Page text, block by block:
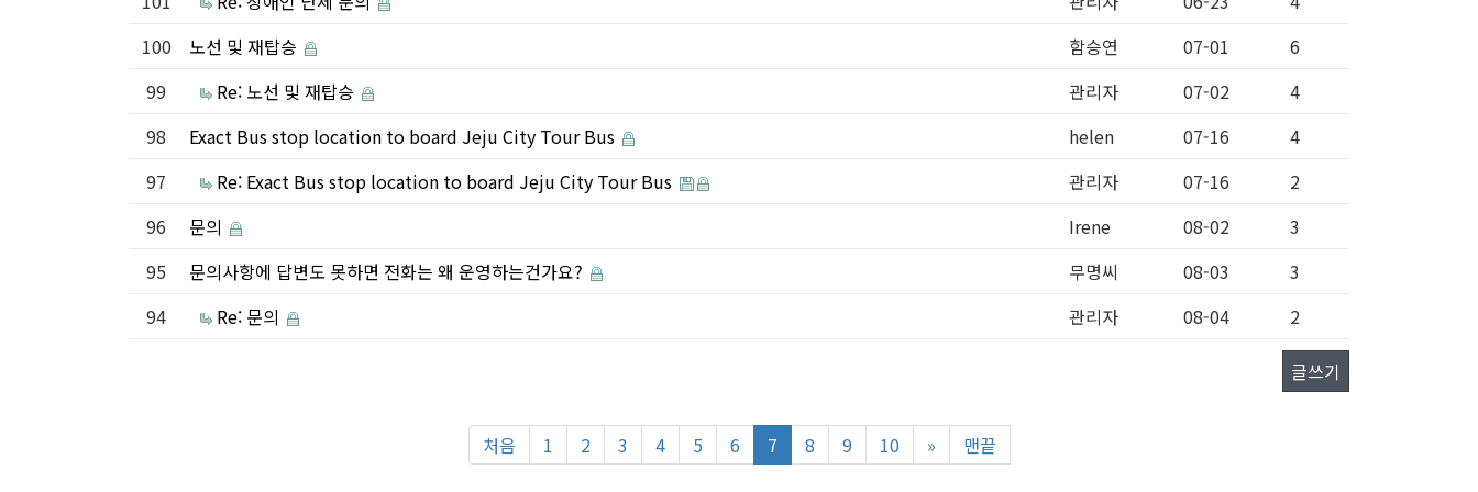
100
노선 및 재탑승 함승연 07-01
6
99
Re: 노선 및 재탑승 관리자 07-02
4
98
Exact Bus stop location to board Jeju City Tour Bus helen 07-16
4
97
Re: Exact Bus stop location to board Jeju City Tour Bus 관리자 07-16
2
96
문의 Irene 08-02
3
95
문의사항에 답변도 못하면 전화는 왜 운영하는건가요? 무명씨 08-03
3
94
Re: 문의 관리자 08-04 2
글쓰기
처음 1 2 3 4 5 6 7 8 9 10 » 맨끝